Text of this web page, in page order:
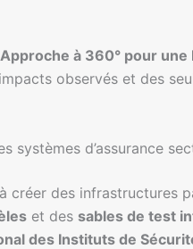
Approche à 360° pour une
observés et des
systèmes d’assurance
créer des infrastructures
et des sables de test
des Instituts de